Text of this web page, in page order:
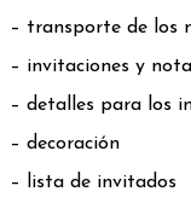
– transporte de los
– invitaciones y
– detalles para los
– decoración
– lista de invitados